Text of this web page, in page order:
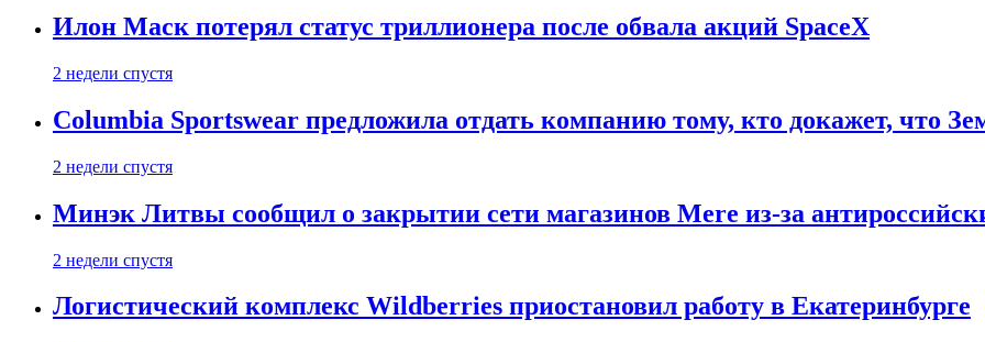
Илон Маск потерял статус триллионера после обвала акций SpaceX
2 недели спустя
Columbia Sportswear предложила отдать компанию тому, кто докажет, что
2 недели спустя
Минэк Литвы сообщил о закрытии сети магазинов Mere из-за
2 недели спустя
Логистический комплекс Wildberries приостановил работу в Екатеринбурге